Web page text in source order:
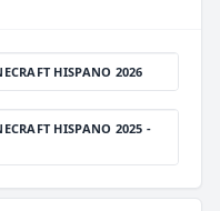
HISPANO 2026
HISPANO 2025 -